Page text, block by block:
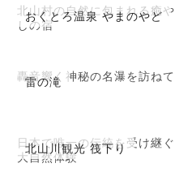
おくとろ温泉 やまのやど
北山村の自然に包まれる癒や
しの宿
雷の滝
轟音響く神秘の名瀑を訪ねて
北山川観光 筏下り
日本で唯一の伝統を受け継ぐ
大自然体験